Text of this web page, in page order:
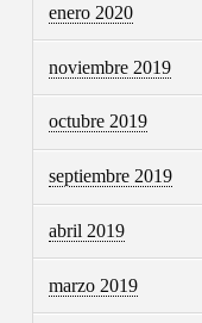
enero 2020
noviembre 2019
octubre 2019
septiembre 2019
abril 2019
marzo 2019